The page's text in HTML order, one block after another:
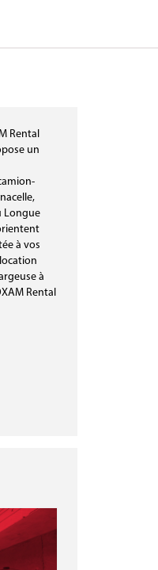
Rental
un
Longue
à vos
à
Rental